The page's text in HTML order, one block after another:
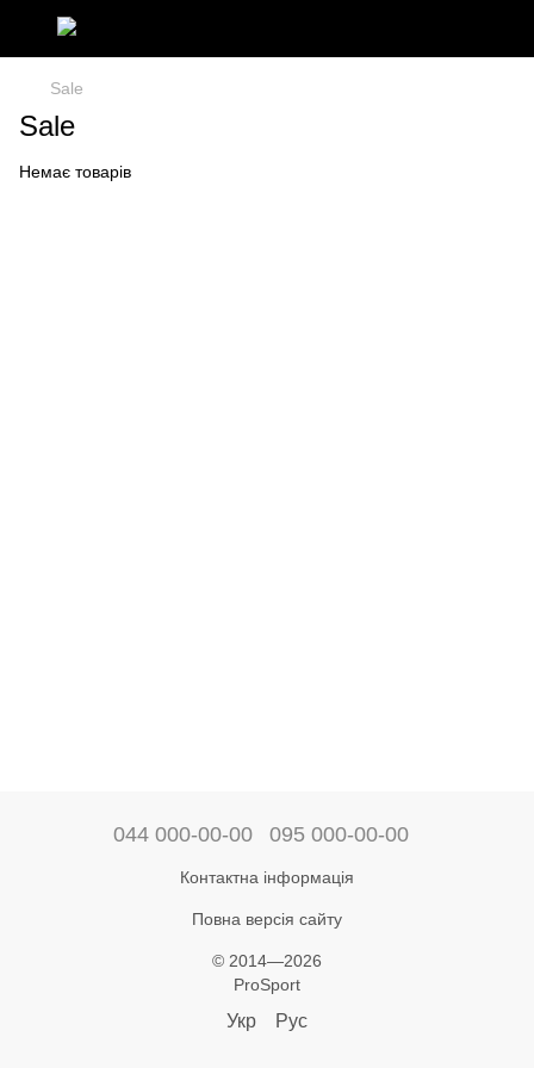
Sale
Sale
Немає товарів
044 000-00-00 095 000-00-00
Контактна інформація
Повна версія сайту
© 2014—2026
ProSport
Укр Рус